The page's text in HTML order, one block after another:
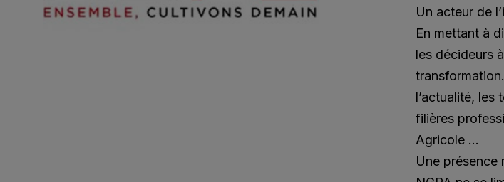
Un acteur de
En mettant à
les décideurs
l’actualité, les
filières
Agricole ...
Une présence